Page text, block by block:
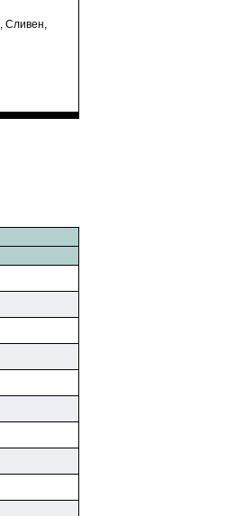
Сливен,